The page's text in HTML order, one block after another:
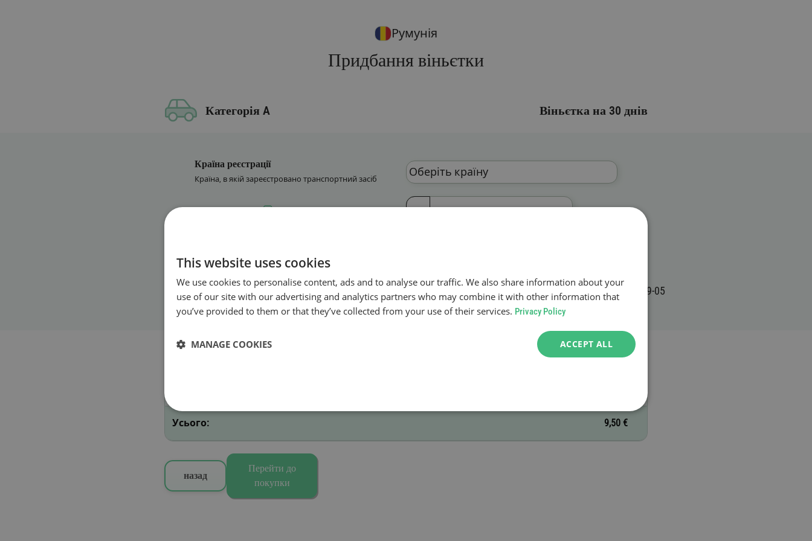
Румунія
Придбання віньєтки
Категорія A Віньєтка на 30 днів
Країна реєстрації
Країна, в якій зареєстровано транспортний засіб
Оберіть країну
Номерний знак
Початок дії
Вибрані віньєтки
Усього: 9,50 €
назад
Перейти до
покупки
This website uses cookies
We use cookies to personalise content, ads and to analyse our traffic. We also share information about your
use of our site with our advertising and analytics partners who may combine it with other information that
you’ve provided to them or that they’ve collected from your use of their services. Privacy Policy
ACCEPT ALL
MANAGE COOKIES